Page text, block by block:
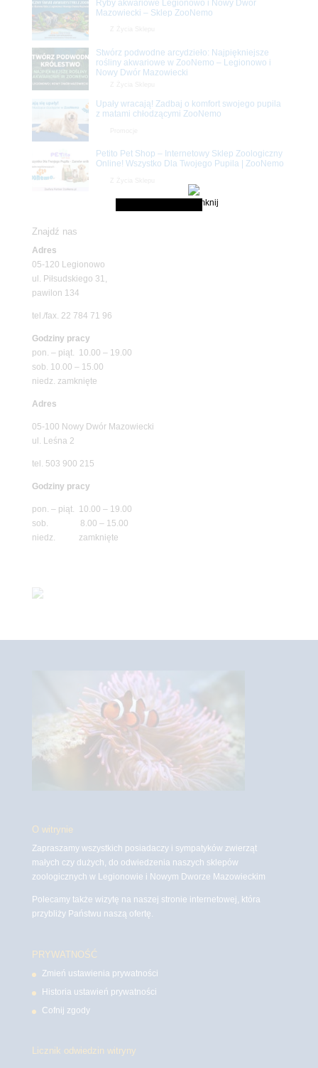
Ryby akwariowe Legionowo i Nowy Dwór
Mazowiecki – Sklep ZooNemo
Stwórz podwodne arcydzieło: Najpiękniejsze
rośliny akwariowe w ZooNemo – Legionowo i
Nowy Dwór Mazowiecki
Upały wracają! Zadbaj o komfort swojego pupila
z matami chłodzącymi ZooNemo
Petito Pet Shop – Internetowy Sklep Zoologiczny
Online! Wszystko Dla Twojego Pupila | ZooNemo
Znajdź nas
Adres
05-120 Legionowo
ul. Piłsudskiego 31,
pawilon 134
tel./fax. 22 784 71 96
Godziny pracy
pon. – piąt. 10.00 – 19.00
sob. 10.00 – 15.00
niedz. zamknięte
Adres
05-100 Nowy Dwór Mazowiecki
ul. Leśna 2
tel. 503 900 215
Godziny pracy
pon. – piąt. 10.00 – 19.00
sob. 8.00 – 15.00
niedz. zamknięte
O witrynie
Zapraszamy wszystkich posiadaczy i sympatyków zwierząt
małych czy dużych, do odwiedzenia naszych sklepów
zoologicznych w Legionowie i Nowym Dworze Mazowieckim
Polecamy także wizytę na naszej stronie internetowej, która
przybliży Państwu naszą ofertę.
PRYWATNOŚĆ
Zmień ustawienia prywatności
Historia ustawień prywatności
Cofnij zgody
Licznik odwiedzin witryny